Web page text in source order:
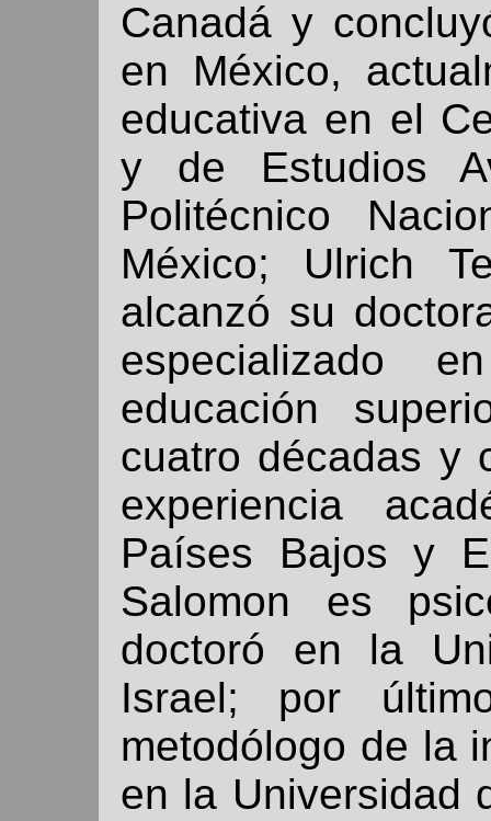
Canadá y
en México,
educativa en el
y de Estudios
Politécnico
México; Ulrich
alcanzó su
especializado
educación
cuatro décadas y
experiencia
Países Bajos y
Salomon es
doctoró en la
Israel; por
metodólogo de la
en la Universidad